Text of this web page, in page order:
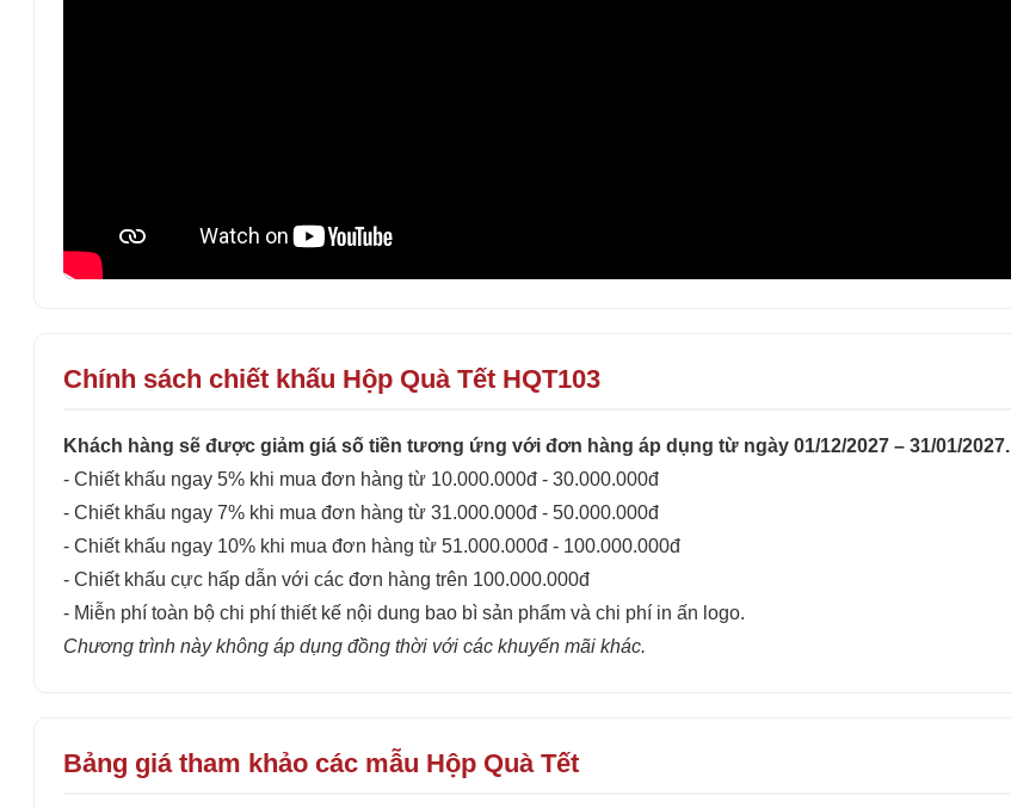
Chính sách chiết khấu Hộp Quà Tết HQT103
Khách hàng sẽ được giảm giá số tiền tương ứng với đơn hàng áp dụng từ ngày 01/12/2027 – 31/01/2027.
- Chiết khấu ngay 5% khi mua đơn hàng từ 10.000.000đ - 30.000.000đ
- Chiết khấu ngay 7% khi mua đơn hàng từ 31.000.000đ - 50.000.000đ
- Chiết khấu ngay 10% khi mua đơn hàng từ 51.000.000đ - 100.000.000đ
- Chiết khấu cực hấp dẫn với các đơn hàng trên 100.000.000đ
- Miễn phí toàn bộ chi phí thiết kế nội dung bao bì sản phẩm và chi phí in ấn logo.
Chương trình này không áp dụng đồng thời với các khuyến mãi khác.
Bảng giá tham khảo các mẫu Hộp Quà Tết